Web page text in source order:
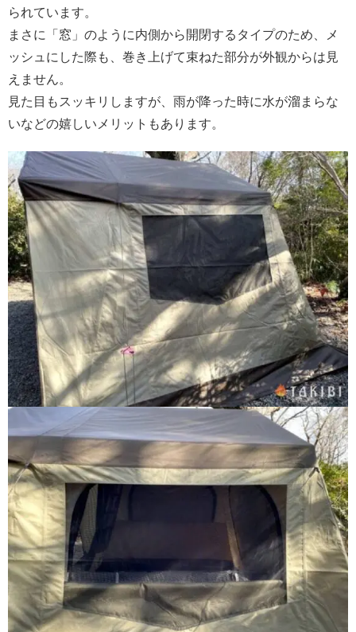
られています。
まさに「窓」のように内側から開閉するタイプのため、メ
ッシュにした際も、巻き上げて束ねた部分が外観からは見
えません。
見た目もスッキリしますが、雨が降った時に水が溜まらな
いなどの嬉しいメリットもあります。